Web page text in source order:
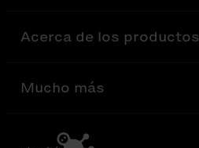
Acerca de los productos
Mucho más